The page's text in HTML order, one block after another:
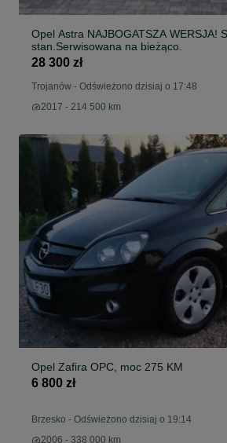
Opel Astra NAJBOGATSZA WERSJA!
stan.Serwisowana na bieżąco.
28 300 zł
Trojanów - Odświeżono dzisiaj o 17:48
2017 - 214 500 km
Opel Zafira OPC, moc 275 KM
6 800 zł
Brzesko - Odświeżono dzisiaj o 19:14
2006 - 338 000 km